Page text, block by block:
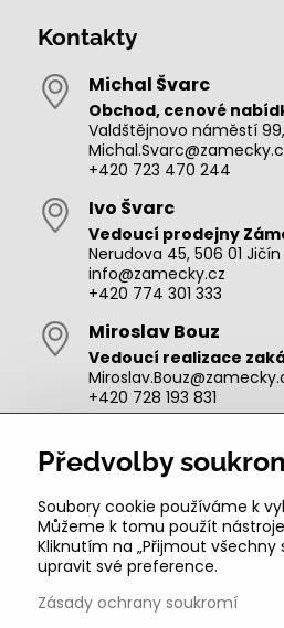
Kontakty
Michal Švarc
Obchod, cenové
Valdštějnovo náměstí
+420 723 470 244
Ivo Švarc
Vedoucí prodejny
Nerudova 45, 506 01 Jičín
info@zamecky.cz
+420 774 301 333
Miroslav Bouz
Vedoucí realizace
+420 728 193 831
Výroba autoklíčů,
+420 602 656 684
Předvolby
Soubory cookie používáme k
Můžeme k tomu použít
Kliknutím na „Přijmout
upravit své preference.
Zásady ochrany soukromí